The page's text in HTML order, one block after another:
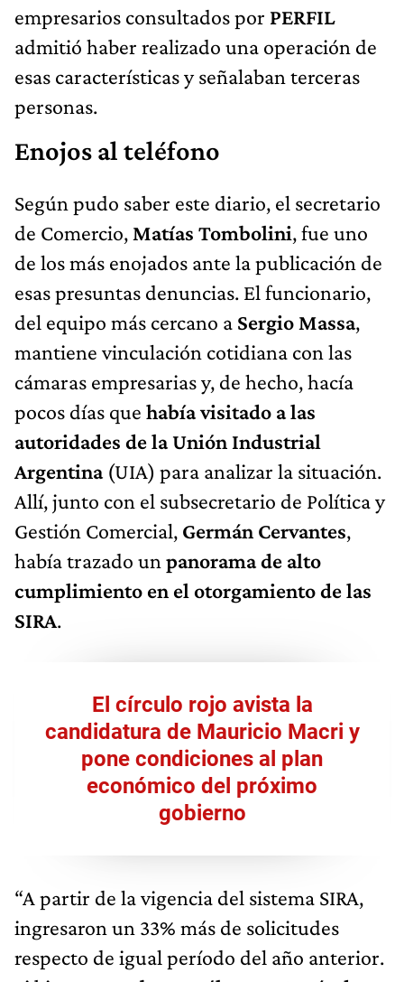
empresarios consultados por PERFIL
admitió haber realizado una operación de
esas características y señalaban terceras
personas.
Enojos al teléfono
Según pudo saber este diario, el secretario
de Comercio, Matías Tombolini, fue uno
de los más enojados ante la publicación de
esas presuntas denuncias. El funcionario,
del equipo más cercano a Sergio Massa,
mantiene vinculación cotidiana con las
cámaras empresarias y, de hecho, hacía
pocos días que había visitado a las
autoridades de la Unión Industrial
Argentina(UIA) para analizar la situación.
Allí, junto con el subsecretario de Política y
Gestión Comercial, Germán Cervantes,
había trazado un panorama de alto
cumplimiento en el otorgamiento de las
SIRA.
El círculo rojo avista la
candidatura de Mauricio Macri y
pone condiciones al plan
económico del próximo
gobierno
“A partir de la vigencia del sistema SIRA,
ingresaron un 33% más de solicitudes
respecto de igual período del año anterior.